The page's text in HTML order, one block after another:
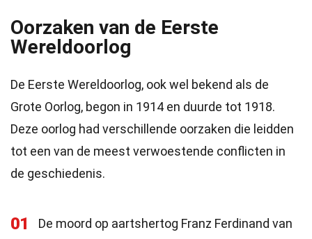
Oorzaken van de Eerste
Wereldoorlog
De Eerste Wereldoorlog, ook wel bekend als de
Grote Oorlog, begon in 1914 en duurde tot 1918.
Deze oorlog had verschillende oorzaken die leidden
tot een van de meest verwoestende conflicten in
de geschiedenis.
01
De moord op aartshertog Franz Ferdinand van